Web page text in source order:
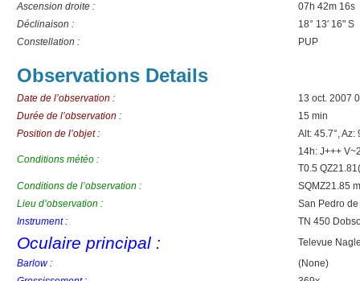
Ascension droite :
07h 42m 16s
Déclinaison :
18° 13′ 16" S
Constellation :
PUP
Observations Details
Date de l’observation :
13 oct. 2007
Durée de l’observation :
15 min
Position de l’objet :
Alt: 45.7°, Az:
Conditions météo :
14h: J+++
T0.5
Conditions de l’observation :
SQMZ21.85
Lieu d’observation :
San Pedro
Instrument :
TN 450
Oculaire principal :
Televue
Barlow :
(None)